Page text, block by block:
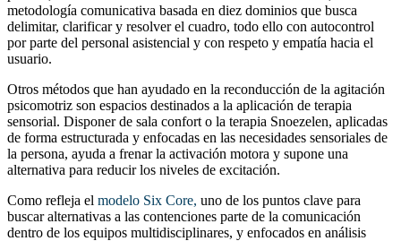
metodología comunicativa basada en diez dominios que busca
delimitar, clarificar y resolver el cuadro, todo ello con autocontrol
por parte del personal asistencial y con respeto y empatía hacia el
usuario.
Otros métodos que han ayudado en la reconducción de la agitación
psicomotriz son espacios destinados a la aplicación de terapia
sensorial. Disponer de sala confort o la terapia Snoezelen, aplicadas
de forma estructurada y enfocadas en las necesidades sensoriales de
la persona, ayuda a frenar la activación motora y supone una
alternativa para reducir los niveles de excitación.
Como refleja el modelo Six Core, uno de los puntos clave para
buscar alternativas a las contenciones parte de la comunicación
dentro de los equipos multidisciplinares, y enfocados en análisis